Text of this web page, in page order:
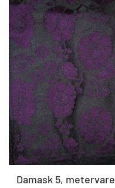
Damask 5, metervare